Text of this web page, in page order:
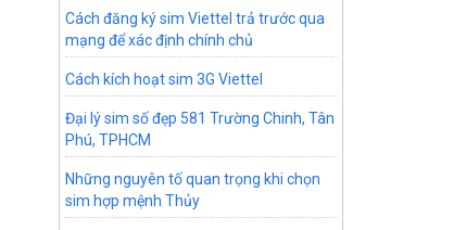
Cách đăng ký sim Viettel trả trước qua
mạng để xác định chính chủ
Cách kích hoạt sim 3G Viettel
Đại lý sim số đẹp 581 Trường Chinh, Tân
Phú, TPHCM
Những nguyên tố quan trọng khi chọn
sim hợp mệnh Thủy